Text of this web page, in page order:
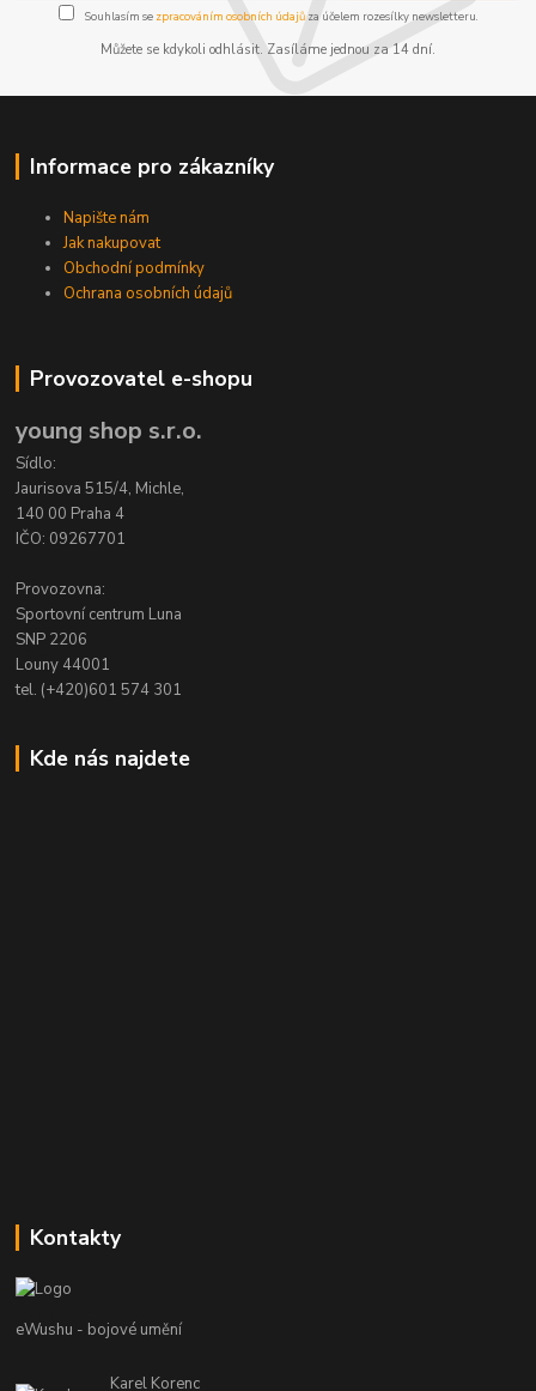
Souhlasím se zpracováním osobních údajůza účelem rozesílky newsletteru.
Můžete se kdykoli odhlásit. Zasíláme jednou za 14 dní.
Informace pro zákazníky
Napište nám
Jak nakupovat
Obchodní podmínky
Ochrana osobních údajů
Provozovatel e-shopu
young shop s.r.o.
Sídlo:
Jaurisova 515/4, Michle,
140 00 Praha 4
IČO: 09267701
Provozovna:
Sportovní centrum Luna
SNP 2206
Louny 44001
tel. (+420)601 574 301
Kde nás najdete
Kontakty
eWushu - bojové umění
Karel Korenc